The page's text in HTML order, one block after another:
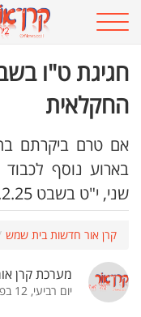
חגיגת ט"ו
החקלאית
אם טרם ביקרתם
בארוע נוסף
שני, י"ט בשבט 17.2.25.
קרן אור חדשות בית שמש
מערכת קרן
יום רביעי, 12 בפברואר 2025, 07:40